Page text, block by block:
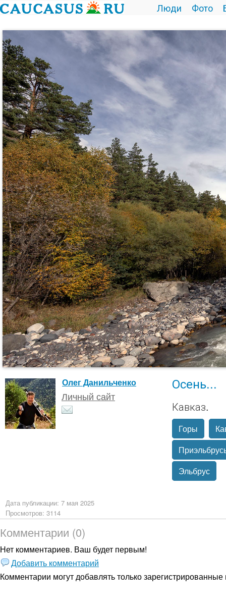
Люди Фото
Олег Данильченко
Личный сайт
Осень...
Кавказ.
Горы
Эльбрус
Дата публикации: 7 мая 2025
Просмотров: 3114
Комментарии (0)
Нет комментариев. Ваш будет первым!
Добавить комментарий
Комментарии могут добавлять толькозарегистрированные